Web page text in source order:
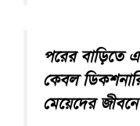
পরের বাড়িতে
কেবল
মেয়েদের